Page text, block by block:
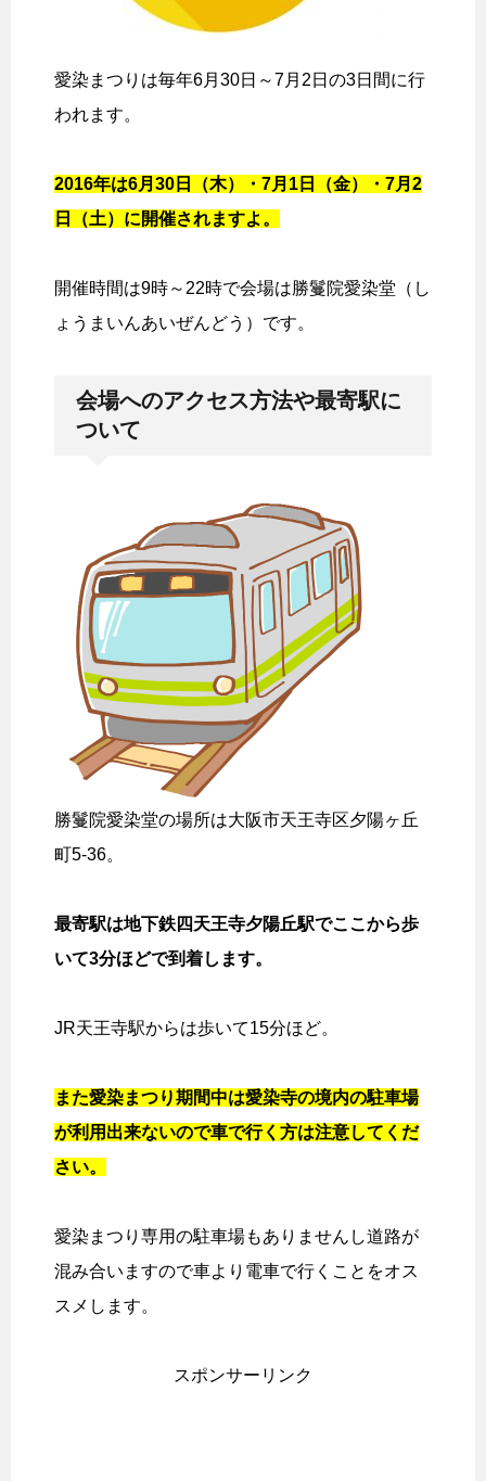
愛染まつりは毎年6月30日～7月2日の3日間に行
われます。
2016年は6月30日（木）・7月1日（金）・7月2
日（土）に開催されますよ。
開催時間は9時～22時で会場は勝鬘院愛染堂（し
ょうまいんあいぜんどう）です。
会場へのアクセス方法や最寄駅に
ついて
勝鬘院愛染堂の場所は大阪市天王寺区夕陽ヶ丘
町5-36。
最寄駅は地下鉄四天王寺夕陽丘駅でここから歩
いて3分ほどで到着します。
JR天王寺駅からは歩いて15分ほど。
また愛染まつり期間中は愛染寺の境内の駐車場
が利用出来ないので車で行く方は注意してくだ
さい。
愛染まつり専用の駐車場もありませんし道路が
混み合いますので車より電車で行くことをオス
スメします。
スポンサーリンク